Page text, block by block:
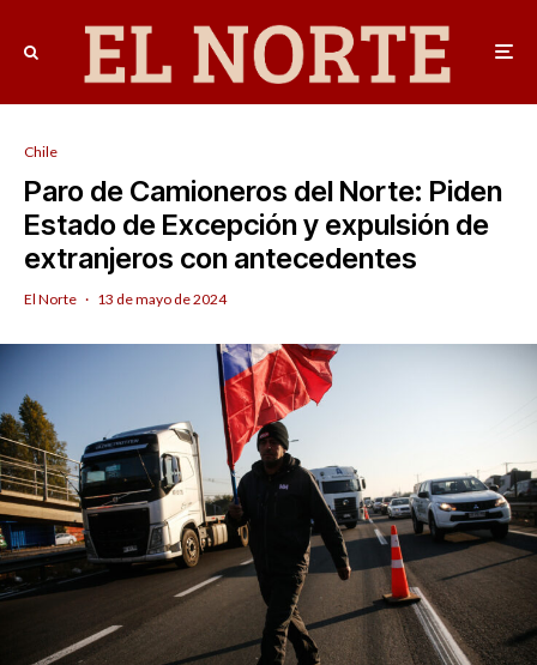
Chile
Paro de Camioneros del Norte: Piden
Estado de Excepción y expulsión de
extranjeros con antecedentes
El Norte · 13 de mayo de 2024